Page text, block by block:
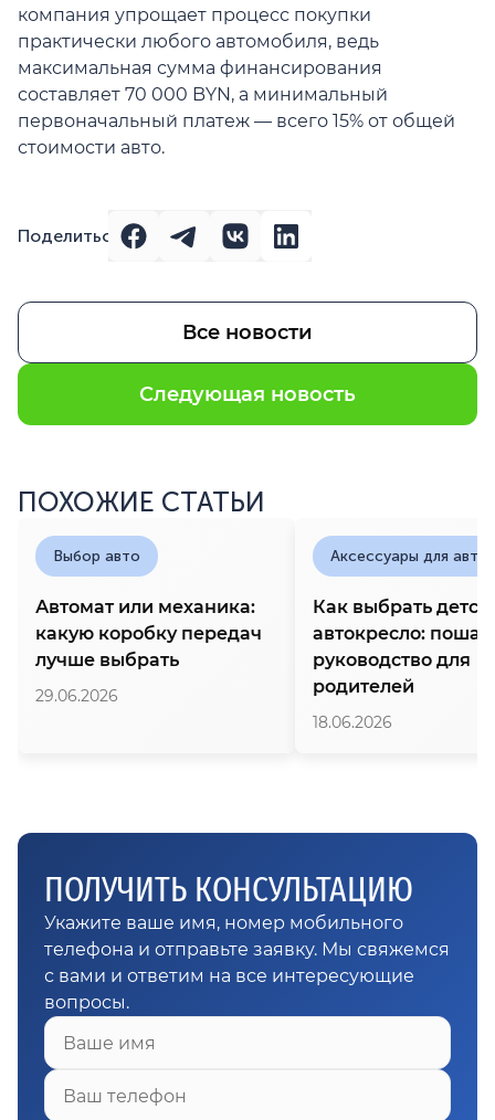
компания упрощает процесс покупки
практически любого автомобиля, ведь
максимальная сумма финансирования
составляет 70 000 BYN, а минимальный
первоначальный платеж — всего 15% от общей
стоимости авто.
Поделиться
Все новости
Следующая новость
ПОХОЖИЕ СТАТЬИ
Выбор авто
Автомат или механика:
какую коробку передач
лучше выбрать
29.06.2026
Аксессуары для авто
Как выбрать
автокресло:
руководство для
родителей
18.06.2026
ПОЛУЧИТЬ КОНСУЛЬТАЦИЮ
Укажите ваше имя, номер мобильного
телефона и отправьте заявку. Мы свяжемся
с вами и ответим на все интересующие
вопросы.
Ваше имя
Ваш телефон